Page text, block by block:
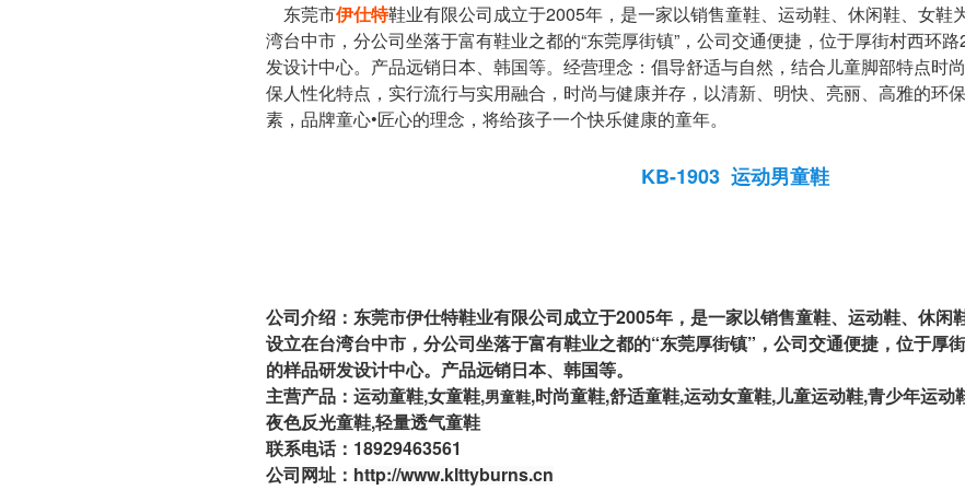
东莞市伊仕特鞋业有限公司成立于2005年，是一家以销售童鞋、运动鞋、休闲鞋、女鞋
湾台中市，分公司坐落于富有鞋业之都的“东莞厚街镇”，公司交通便捷，位于厚街村西环
发设计中心。产品远销日本、韩国等。经营理念：倡导舒适与自然，结合儿童脚部特点时
保人性化特点，实行流行与实用融合，时尚与健康并存，以清新、明快、亮丽、高雅的环
素，品牌童心•匠心的理念，将给孩子一个快乐健康的童年。
KB-1903 运动男童鞋
公司介绍：东莞市伊仕特鞋业有限公司成立于2005年，是一家以销售童鞋、运动鞋、休闲
设立在台湾台中市，分公司坐落于富有鞋业之都的“东莞厚街镇”，公司交通便捷，位于厚
的样品研发设计中心。产品远销日本、韩国等。
主营产品：运动童鞋,女童鞋,男童鞋,时尚童鞋,舒适童鞋,运动女童鞋,儿童运动鞋,青少年运动
夜色反光童鞋,轻量透气童鞋
联系电话：18929463561
公司网址： http://www.klttyburns.cn